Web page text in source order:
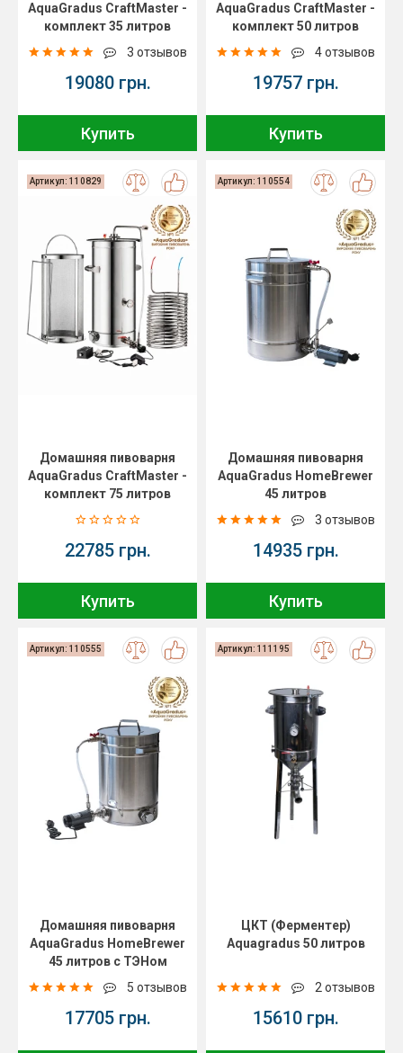
AquaGradus CraftMaster -
комплект 35 литров
3 отзывов
19080 грн.
Купить
AquaGradus CraftMaster -
комплект 50 литров
4 отзывов
19757 грн.
Купить
Артикул: 110829
Домашняя пивоварня
AquaGradus CraftMaster -
комплект 75 литров
22785 грн.
Купить
Артикул: 110554
Домашняя пивоварня
AquaGradus HomeBrewer
45 литров
3 отзывов
14935 грн.
Купить
Артикул: 110555
Домашняя пивоварня
AquaGradus HomeBrewer
45 литров с ТЭНом
5 отзывов
17705 грн.
Артикул: 111195
ЦКТ (Ферментер)
Aquagradus 50 литров
2 отзывов
15610 грн.